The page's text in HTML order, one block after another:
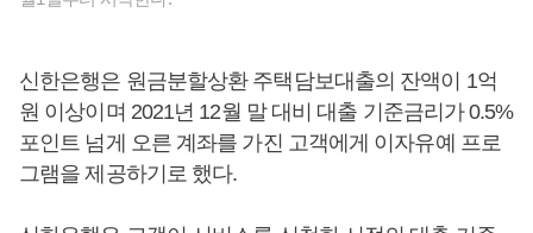
신한은행은 원금분할상환 주택담보대출의 잔액이 1억
원 이상이며 2021년 12월 말 대비 대출 기준금리가 0.5%
포인트 넘게 오른 계좌를 가진 고객에게 이자유예 프로
그램을 제공하기로 했다.